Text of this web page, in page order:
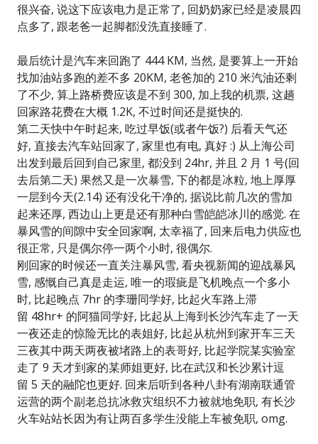
很兴奋, 说这下应该电力是正常了, 回奶奶家已经是凌晨四
点多了, 跟老爸一起脚都没洗直接睡了.
最后统计是汽车来回跑了 444 KM, 当然, 是要算上一开始
找加油站多跑的差不多 20KM, 老爸加的 210 米汽油还剩
了不少, 算上路桥费应该是不到 300, 加上我的机票, 这趟
回家路花费在大概 1.2K, 不过时间还是挺快的.
第二天快中午时起来, 吃过早饭(或者午饭?) 后看天气还
好, 直接去汽车站回家了, 家里也有电, 真好 :) 从上海公司
出发到最后回到自己家里, 都没到 24hr, 并且 2 月 1 号(回
去后第二天) 果然又是一次暴雪, 下的都是冰粒, 地上厚厚
一层到今天(2.14) 还有没化干净的, 据说比前几次的雪加
起来还厚, 西边山上更是还有那种白雪皑皑冰川的感觉. 在
暴风雪的间隙中安全回家啊, 太幸福了, 回来后电力供应也
很正常, 只是偶尔停一两个小时, 很偶尔.
刚回家的时候还一直关注暴风雪, 看央视新闻的迎战暴风
雪, 感慨自己真是走运, 唯一的瑕疵是飞机晚点一个多小
时, 比起晚点 7hr 的李珊同学好, 比起火车路上滞
留 48hr+ 的阿猫同学好, 比起从上海到长沙汽车走了一天
一夜还走的惊险无比的表姐好, 比起从杭州到家开车三天
三夜其中两天两夜被堵路上的表哥好, 比起学院某实验室
走了 9 天才到家的某师姐更好, 比在武汉和长沙累计逗
留 5 天的融陀也更好. 回来后听到各种八卦有湖南联通管
运营的两个副老总抗冰救灾组织不力被就地免职, 有长沙
火车站站长因为有让两百多学生没能上车被免职, omg.